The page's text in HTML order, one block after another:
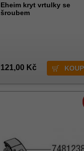
Eheim kryt vrtulky se
šroubem
121,00 Kč